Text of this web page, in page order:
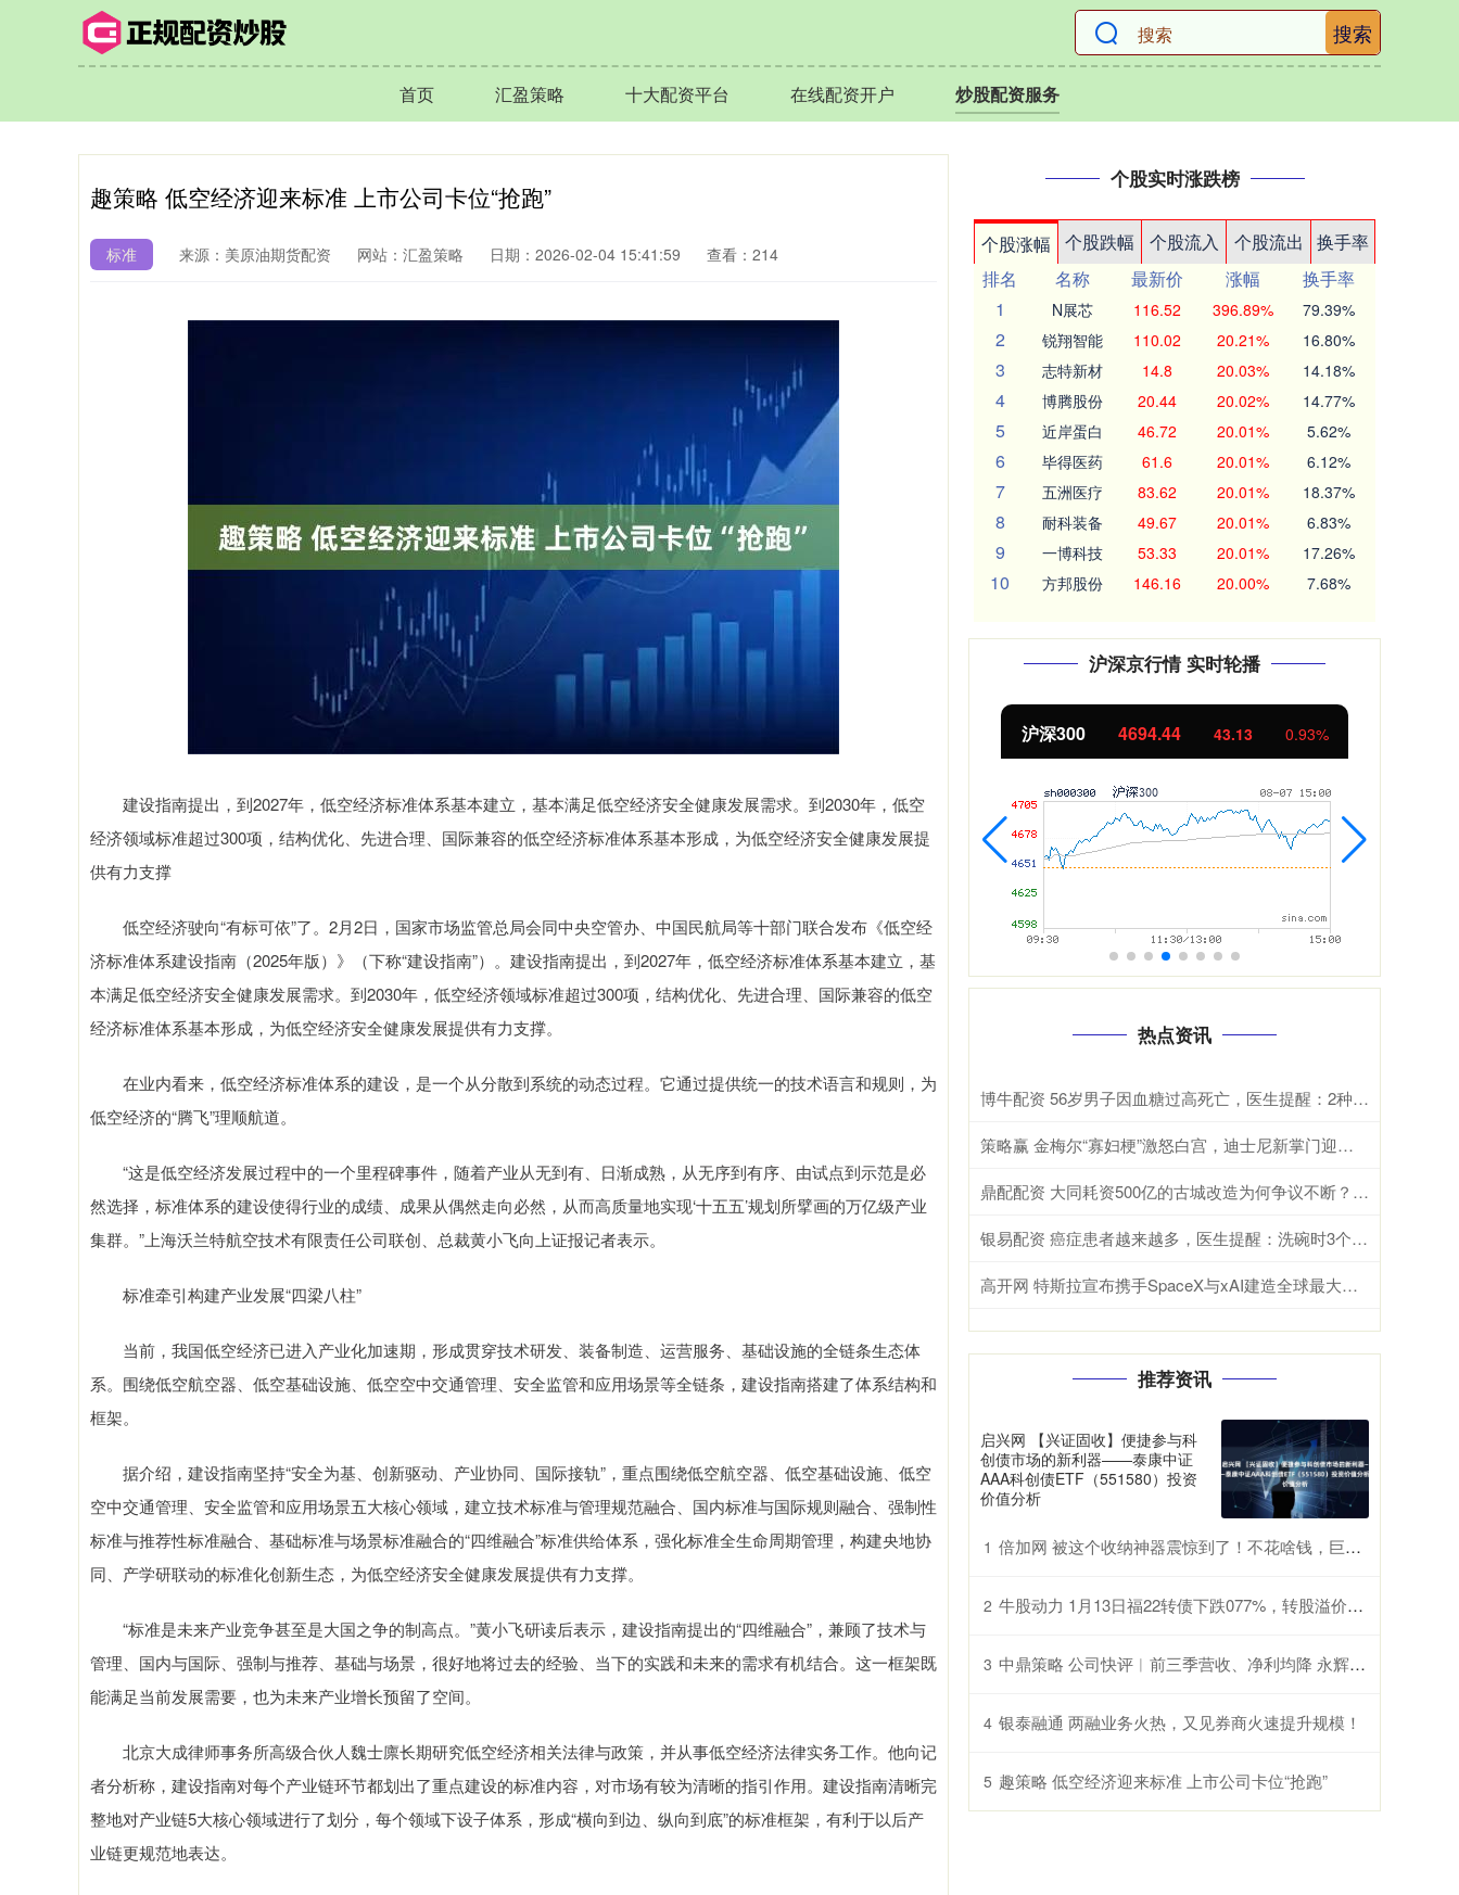
搜索
首页 汇盈策略 十大配资平台 在线配资开户 炒股配资服务
趣策略 低空经济迎来标准 上市公司卡位“抢跑”
标准 来源：美原油期货配资 网站：汇盈策略 日期：2026-02-04 15:41:59 查看：214
建设指南提出，到2027年，低空经济标准体系基本建立，基本满足低空经济安全健康发展需求。到2030年，低空
经济领域标准超过300项，结构优化、先进合理、国际兼容的低空经济标准体系基本形成，为低空经济安全健康发展提
供有力支撑
低空经济驶向“有标可依”了。2月2日，国家市场监管总局会同中央空管办、中国民航局等十部门联合发布《低空经
济标准体系建设指南（2025年版）》（下称“建设指南”）。建设指南提出，到2027年，低空经济标准体系基本建立，基
本满足低空经济安全健康发展需求。到2030年，低空经济领域标准超过300项，结构优化、先进合理、国际兼容的低空
经济标准体系基本形成，为低空经济安全健康发展提供有力支撑。
在业内看来，低空经济标准体系的建设，是一个从分散到系统的动态过程。它通过提供统一的技术语言和规则，为
低空经济的“腾飞”理顺航道。
“这是低空经济发展过程中的一个里程碑事件，随着产业从无到有、日渐成熟，从无序到有序、由试点到示范是必
然选择，标准体系的建设使得行业的成绩、成果从偶然走向必然，从而高质量地实现‘十五五’规划所擘画的万亿级产业
集群。”上海沃兰特航空技术有限责任公司联创、总裁黄小飞向上证报记者表示。
标准牵引构建产业发展“四梁八柱”
当前，我国低空经济已进入产业化加速期，形成贯穿技术研发、装备制造、运营服务、基础设施的全链条生态体
系。围绕低空航空器、低空基础设施、低空空中交通管理、安全监管和应用场景等全链条，建设指南搭建了体系结构和
框架。
据介绍，建设指南坚持“安全为基、创新驱动、产业协同、国际接轨”，重点围绕低空航空器、低空基础设施、低空
空中交通管理、安全监管和应用场景五大核心领域，建立技术标准与管理规范融合、国内标准与国际规则融合、强制性
标准与推荐性标准融合、基础标准与场景标准融合的“四维融合”标准供给体系，强化标准全生命周期管理，构建央地协
同、产学研联动的标准化创新生态，为低空经济安全健康发展提供有力支撑。
“标准是未来产业竞争甚至是大国之争的制高点。”黄小飞研读后表示，建设指南提出的“四维融合”，兼顾了技术与
管理、国内与国际、强制与推荐、基础与场景，很好地将过去的经验、当下的实践和未来的需求有机结合。这一框架既
能满足当前发展需要，也为未来产业增长预留了空间。
北京大成律师事务所高级合伙人魏士廪长期研究低空经济相关法律与政策，并从事低空经济法律实务工作。他向记
者分析称，建设指南对每个产业链环节都划出了重点建设的标准内容，对市场有较为清晰的指引作用。建设指南清晰完
整地对产业链5大核心领域进行了划分，每个领域下设子体系，形成“横向到边、纵向到底”的标准框架，有利于以后产
业链更规范地表达。
个股实时涨跌榜
个股涨幅 个股跌幅 个股流入 个股流出
换手率
排名
名称 最新价 涨幅
换手率
1
N展芯 116.52 396.89% 79.39%
2 锐翔智能 110.02 20.21% 16.80%
3 志特新材 14.8 20.03% 14.18%
4 博腾股份 20.44 20.02% 14.77%
5 近岸蛋白 46.72 20.01% 5.62%
6 毕得医药 61.6 20.01% 6.12%
7 五洲医疗 83.62 20.01% 18.37%
8 耐科装备 49.67 20.01% 6.83%
9 一博科技 53.33 20.01% 17.26%
10 方邦股份 146.16 20.00% 7.68%
沪深京行情 实时轮播
14311.01 沪深300 4694.44 北证50 1134.24 11.37 1.01%
热点资讯
博牛配资 56岁男子因血糖过高死亡，医生提醒：2种素食，糖尿病人尽量少吃
策略赢 金梅尔“寡妇梗”激怒白宫，迪士尼新掌门迎来首场“压力测试”
鼎配配资 大同耗资500亿的古城改造为何争议不断？是失败还是成功呢
银易配资 癌症患者越来越多，医生提醒：洗碗时3个坏习惯，你有几个？ 洗碗的方式
高开网 特斯拉宣布携手SpaceX与xAI建造全球最大芯片厂 年产能1太瓦
推荐资讯
启兴网 【兴证固收】便捷参与科
创债市场的新利器——泰康中证
AAA科创债ETF（551580）投资
价值分析
1 倍加网 被这个收纳神器震惊到了！不花啥钱，巨巨巨能装，房间大1倍
2 牛股动力 1月13日福22转债下跌077%，转股溢价率4048%
3 中鼎策略 公司快评︱前三季营收、净利均降 永辉超市为何还能“三连板”？
4 银泰融通 两融业务火热，又见券商火速提升规模！
5 趣策略 低空经济迎来标准 上市公司卡位“抢跑”